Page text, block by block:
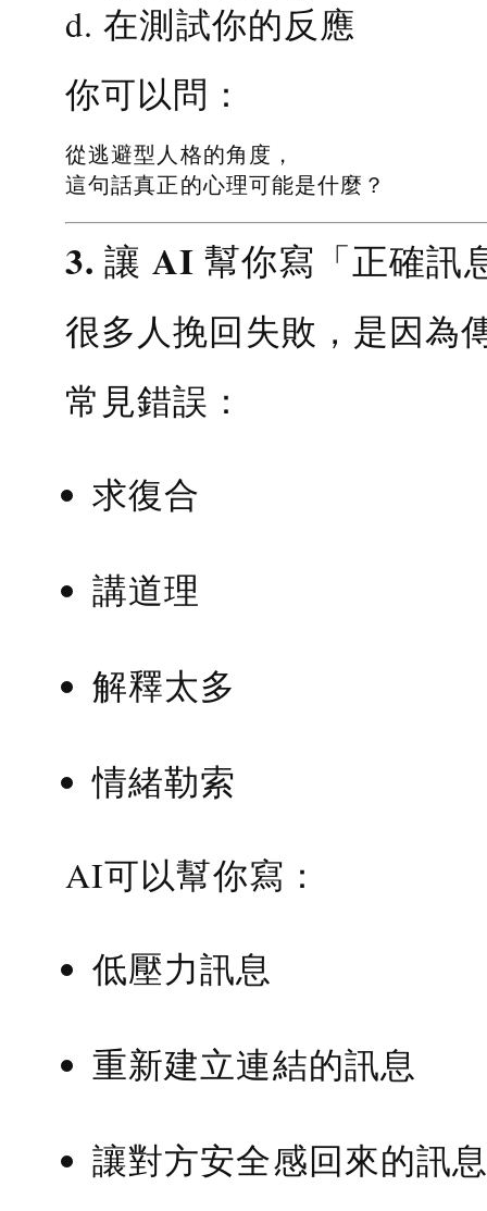
d. 在測試你的反應
你可以問：
從逃避型人格的角度，
這句話真正的心理可能是什麼？
3. 讓 AI 幫你寫「正確訊
很多人挽回失敗，是因為
常見錯誤：
求復合
講道理
解釋太多
情緒勒索
AI可以幫你寫：
低壓力訊息
重新建立連結的訊息
讓對方安全感回來的訊